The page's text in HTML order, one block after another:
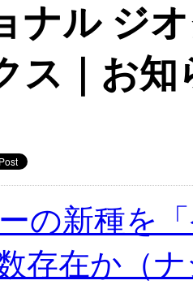
ナル ジ
ス｜お知
の新種を
存在か（